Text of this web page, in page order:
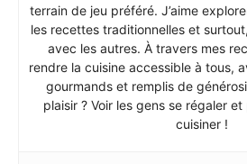
terrain de jeu préféré. J’aime
les recettes traditionnelles et
avec les autres. À travers mes
rendre la cuisine accessible à tous,
gourmands et remplis de
plaisir ? Voir les gens se régaler
cuisiner !